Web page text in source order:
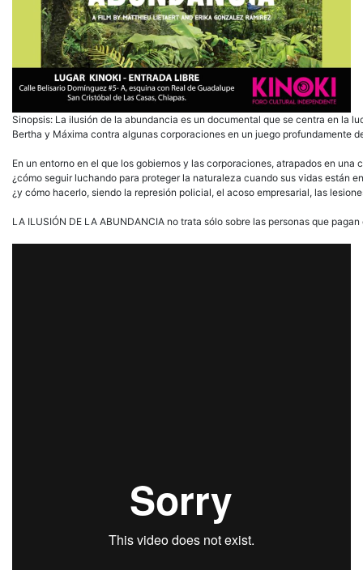
Sinopsis: La ilusión de la abundancia es un documental que se centra en la
Bertha y Máxima contra algunas corporaciones en un juego profundamente
En un entorno en el que los gobiernos y las corporaciones, atrapados en
¿cómo seguir luchando para proteger la naturaleza cuando sus vidas están
¿y cómo hacerlo, siendo la represión policial, el acoso empresarial, las
LA ILUSIÓN DE LA ABUNDANCIA no trata sólo sobre las personas que